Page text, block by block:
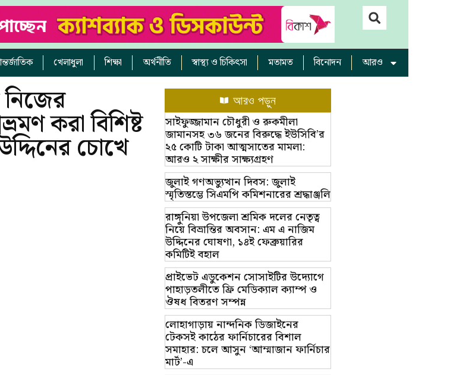
খেলাধুলা শিক্ষা অর্থনীতি স্বাস্থ্য ও চিকিৎসা মতামত বিনোদন আরও
করা বিশিষ্ট
চোখে
আরও পড়ুন
সাইফুজ্জামান চৌধুরী ও রুকমীলা
জামানসহ ৩৬ জনের বিরুদ্ধে ইউসিবি’র
২৫ কোটি টাকা আত্মসাতের মামলা:
আরও ২ সাক্ষীর সাক্ষ্যগ্রহণ
জুলাই গণঅভ্যুত্থান দিবস: জুলাই
স্মৃতিস্তম্ভে সিএমপি কমিশনারের শ্রদ্ধাঞ্জলি
রাঙ্গুনিয়া উপজেলা শ্রমিক দলের নেতৃত্ব
নিয়ে বিভ্রান্তির অবসান: এম এ নাজিম
উদ্দিনের ঘোষণা, ১৪ই ফেব্রুয়ারির
কমিটিই বহাল
প্রাইভেট এডুকেশন সোসাইটির উদ্যোগে
পাহাড়তলীতে ফ্রি মেডিক্যাল ক্যাম্প ও
ঔষধ বিতরণ সম্পন্ন
লোহাগাড়ায় নান্দনিক ডিজাইনের
টেকসই কাঠের ফার্নিচারের বিশাল
সমাহার: চলে আসুন ‘আম্মাজান ফার্নিচার
মার্ট’-এ